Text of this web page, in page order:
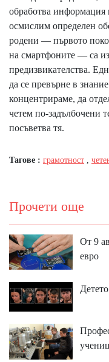
обработва
осмислим определен
родени — първото
на смартфоните — са
предизвикателства.
да се превърне в
концентрираме, да
четем по-задълбочени
посъветва тя.
Тагове : грамотност
Прочети още
От 9
евро